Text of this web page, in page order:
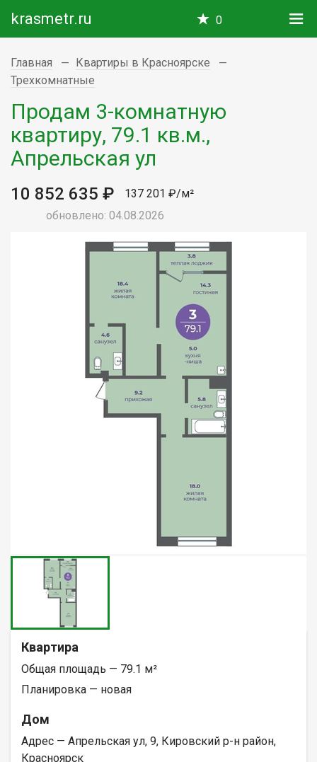
krasmetr.ru 0
Главная
Квартиры в Красноярске
Трехкомнатные
Продам 3-комнатную
квартиру, 79.1 кв.м.,
Апрельская ул
10 852 635 ₽
137 201 ₽/м²
обновлено: 04.08.2026
Квартира
Общая площадь — 79.1 м²
Планировка — новая
Дом
Адрес — Апрельская ул, 9, Кировский р-н район,
Красноярск